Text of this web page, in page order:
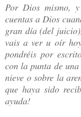
Por Dios mismo,
cuentas a Dios
gran día (del
vais a ver u oír
pondréis por
con la punta de
nieve o sobre la
que haya sido
ayuda!